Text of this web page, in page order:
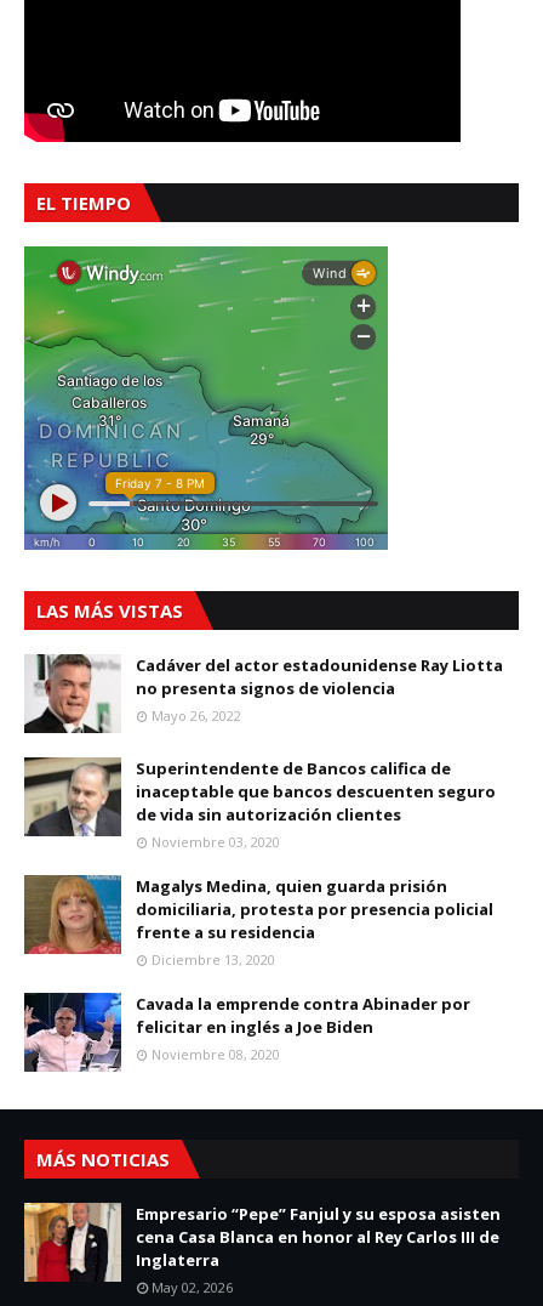
EL TIEMPO
LAS MÁS VISTAS
Cadáver del actor estadounidense Ray Liotta
no presenta signos de violencia
Mayo 26, 2022
Superintendente de Bancos califica de
inaceptable que bancos descuenten seguro
de vida sin autorización clientes
Noviembre 03, 2020
Magalys Medina, quien guarda prisión
domiciliaria, protesta por presencia policial
frente a su residencia
Diciembre 13, 2020
Cavada la emprende contra Abinader por
felicitar en inglés a Joe Biden
Noviembre 08, 2020
MÁS NOTICIAS
Empresario “Pepe” Fanjul y su esposa asisten
cena Casa Blanca en honor al Rey Carlos III de
Inglaterra
May 02, 2026